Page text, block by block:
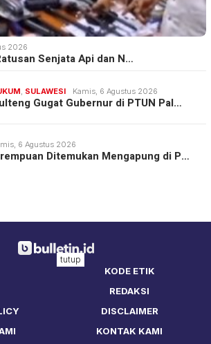
2026
Senjata Api dan N…
SULAWESI Kamis, 6 Agustus 2026
Gugat Gubernur di PTUN Pal…
6 Agustus 2026
Ditemukan Mengapung di P…
KODE ETIK
REDAKSI
DISCLAIMER
KONTAK KAMI
tutup